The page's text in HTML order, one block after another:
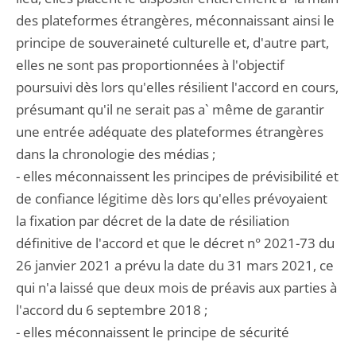
des plateformes étrangères, méconnaissant ainsi le
principe de souveraineté culturelle et, d'autre part,
elles ne sont pas proportionnées à l'objectif
poursuivi dès lors qu'elles résilient l'accord en cours,
présumant qu'il ne serait pas a` même de garantir
une entrée adéquate des plateformes étrangères
dans la chronologie des médias ;
- elles méconnaissent les principes de prévisibilité et
de confiance légitime dès lors qu'elles prévoyaient
la fixation par décret de la date de résiliation
définitive de l'accord et que le décret n° 2021-73 du
26 janvier 2021 a prévu la date du 31 mars 2021, ce
qui n'a laissé que deux mois de préavis aux parties à
l'accord du 6 septembre 2018 ;
- elles méconnaissent le principe de sécurité